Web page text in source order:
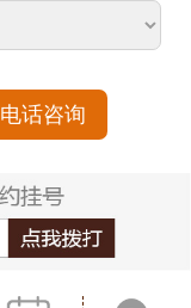
电话咨询